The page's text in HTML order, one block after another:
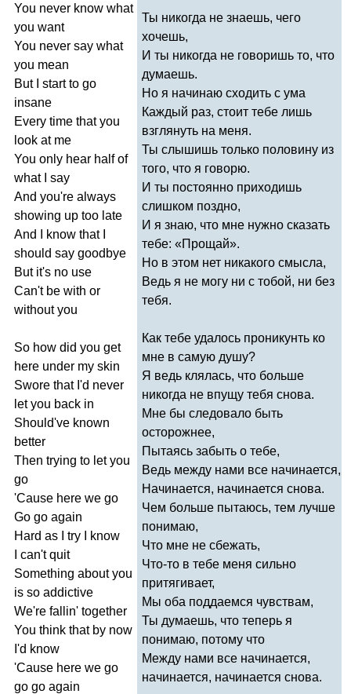
You never know what
you want
You never say what
you mean
But
start to go
insane
Every time that you
look at me
You only hear half of
what
say
And you're always
showing up too late
And
know that
should say goodbye
But it's no use
Can't be with or
without you
So how did you get
here under my skin
Swore that I'd never
let you back in
Should've known
better
Then trying to let you
go
'Cause here we go
Go go again
Hard as try
know
can't quit
Something about you
is so addictive
We're fallin' together
You think that by now
I'd know
'Cause here we go
go go again
Ты никогда не знаешь, чего
хочешь,
И ты никогда не говоришь то, что
думаешь.
Но я начинаю сходить с ума
Каждый раз, стоит тебе лишь
взглянуть на меня.
Ты слышишь только половину из
того, что я говорю.
И ты постоянно приходишь
слишком поздно,
И я знаю, что мне нужно сказать
тебе: «Прощай».
Но в этом нет никакого смысла,
Ведь я не могу ни с тобой, ни без
тебя.
Как тебе удалось проникунть ко
мне в самую душу?
Я ведь клялась, что больше
никогда не впущу тебя снова.
Мне бы следовало быть
осторожнее,
Пытаясь забыть о тебе,
Ведь между нами все начинается,
Начинается, начинается снова.
Чем больше пытаюсь, тем лучше
понимаю,
Что мне не сбежать,
Что-то в тебе меня сильно
притягивает,
Мы оба поддаемся чувствам,
Ты думаешь, что теперь я
понимаю, потому что
Между нами все начинается,
начинается, начинается снова.